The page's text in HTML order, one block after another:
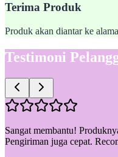
Terima Produk
Produk akan diantar ke
Testimoni
Sangat membantu!
Pengiriman juga cepat.